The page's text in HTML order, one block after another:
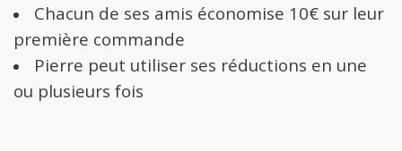
Chacun de ses amis économise 10€ sur leur
première commande
Pierre peut utiliser ses réductions en une
ou plusieurs fois